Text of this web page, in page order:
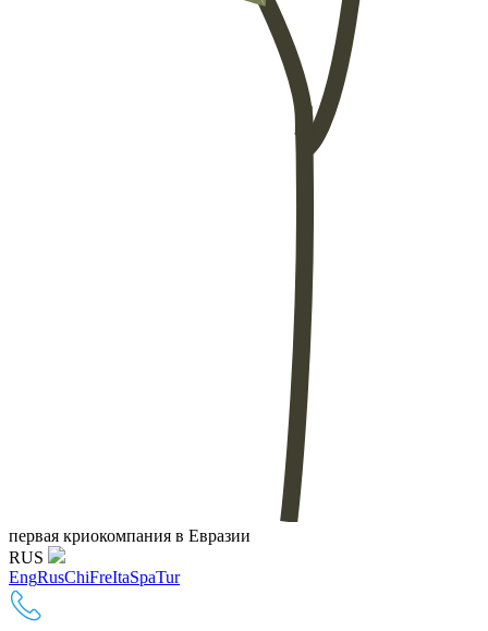
первая криокомпания в Евразии
RUS
EngRusChiFreItaSpaTur